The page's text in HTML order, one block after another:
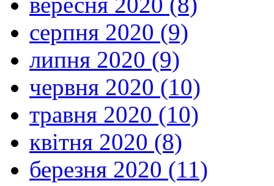
серпня 2020 (9)
липня 2020 (9)
червня 2020 (10)
травня 2020 (10)
квітня 2020 (8)
березня 2020 (11)